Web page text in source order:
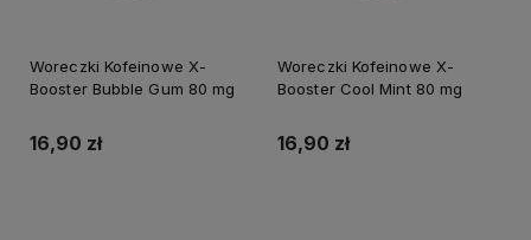
Woreczki Kofeinowe X-
Booster Bubble Gum 80 mg
16,90 zł
Woreczki Kofeinowe X-
Booster Cool Mint 80 mg
16,90 zł